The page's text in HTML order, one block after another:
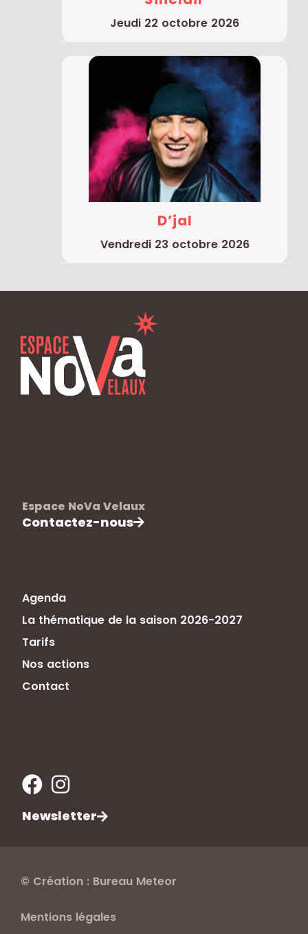
jeudi 22 octobre 2026
D’jal
vendredi 23 octobre 2026
Espace NoVa Velaux
Contactez-nous
Agenda
La thématique de la saison 2026-2027
Tarifs
Nos actions
Contact
Newsletter
© Création : Bureau Meteor
Mentions légales